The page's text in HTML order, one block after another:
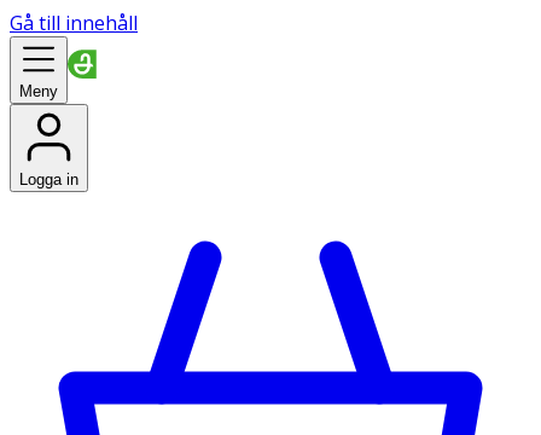
Gå till innehåll
Meny
Logga in